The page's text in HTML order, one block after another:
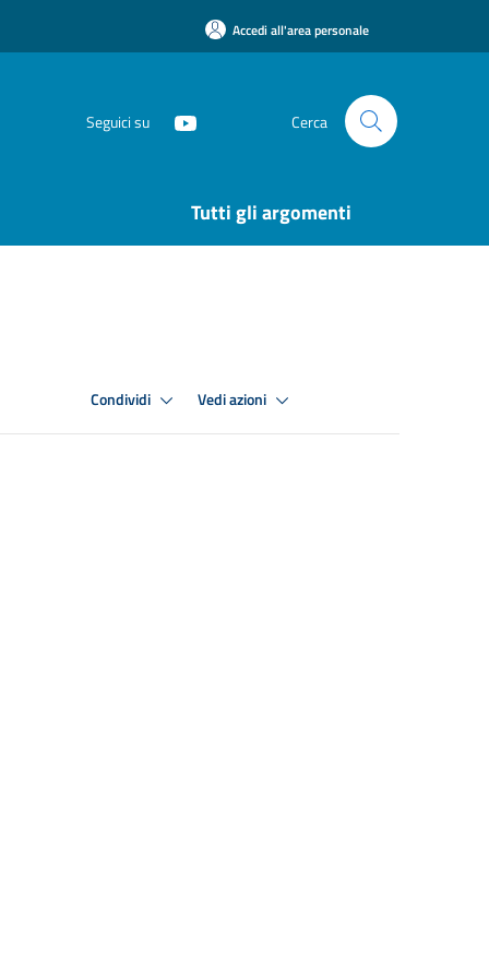
Accedi all'area personale
Seguici su Cerca
Tutti gli argomenti
Condividi Vedi azioni